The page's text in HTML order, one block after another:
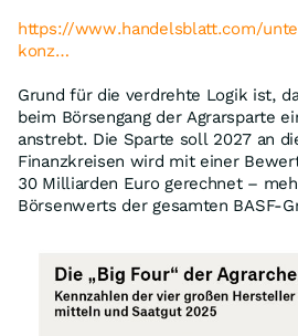
https://www.handelsblatt.com/
konz…
Grund für die verdrehte Logik ist,
beim Börsengang der Agrarsparte
anstrebt. Die Sparte soll 2027 an
Finanzkreisen wird mit einer
30 Milliarden Euro gerechnet –
Börsenwerts der gesamten BASF-